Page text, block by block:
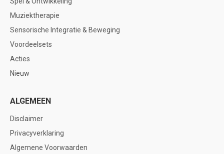
Muziektherapie
Sensorische Integratie & Beweging
Voordeelsets
Acties
Nieuw
ALGEMEEN
Disclaimer
Privacyverklaring
Algemene Voorwaarden